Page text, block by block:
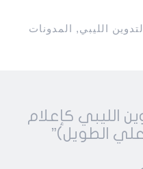
الليبي, المدونات
الليبي كإعلام
”